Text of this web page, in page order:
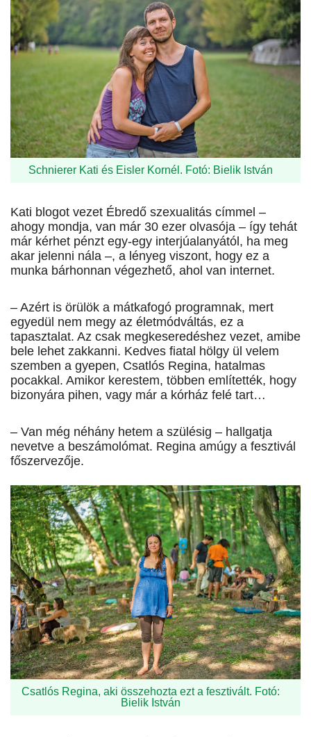
Schnierer Kati és Eisler Kornél. Fotó: Bielik István
Kati blogot vezet Ébredő szexualitás címmel –
ahogy mondja, van már 30 ezer olvasója – így tehát
már kérhet pénzt egy-egy interjúalanyától, ha meg
akar jelenni nála –, a lényeg viszont, hogy ez a
munka bárhonnan végezhető, ahol van internet.
– Azért is örülök a mátkafogó programnak, mert
egyedül nem megy az életmódváltás, ez a
tapasztalat. Az csak megkeseredéshez vezet, amibe
bele lehet zakkanni. Kedves fiatal hölgy ül velem
szemben a gyepen, Csatlós Regina, hatalmas
pocakkal. Amikor kerestem, többen említették, hogy
bizonyára pihen, vagy már a kórház felé tart…
– Van még néhány hetem a szülésig – hallgatja
nevetve a beszámolómat. Regina amúgy a fesztivál
főszervezője.
Csatlós Regina, aki összehozta ezt a fesztivált. Fotó:
Bielik István